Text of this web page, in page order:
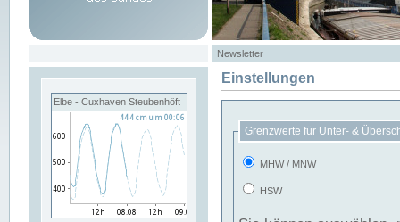
Newsletter
Elbe - Cuxhaven Steubenhöft
Einstellungen
Grenzwerte für Unter- &
MHW / MNW
HSW